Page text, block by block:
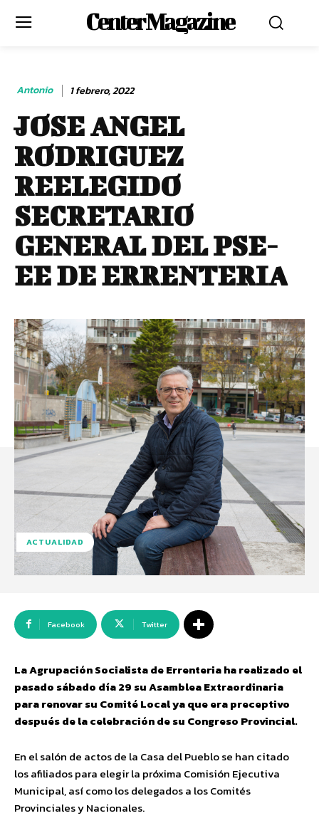
Center Magazine
Antonio 1 febrero, 2022
JOSE ANGEL
RODRIGUEZ
REELEGIDO
SECRETARIO
GENERAL DEL PSE-
EE DE ERRENTERIA
ACTUALIDAD
Facebook Twitter
La Agrupación Socialista de Errenteria ha realizado el
pasado sábado día 29 su Asamblea Extraordinaria
para renovar su Comité Local ya que era preceptivo
después de la celebración de su Congreso Provincial.
En el salón de actos de la Casa del Pueblo se han citado
los afiliados para elegir la próxima Comisión Ejecutiva
Municipal, así como los delegados a los Comités
Provinciales y Nacionales.